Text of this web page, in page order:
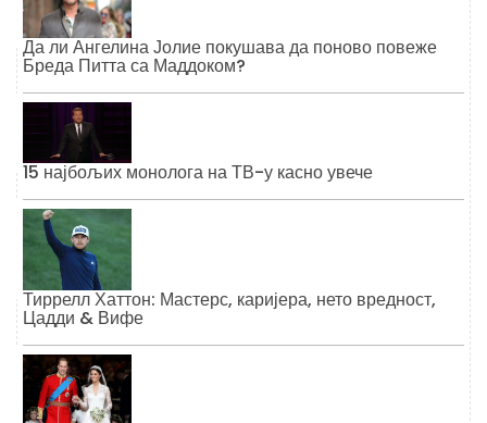
Да ли Ангелина Јолие покушава да поново повеже
Бреда Питта са Маддоком?
15 најбољих монолога на ТВ-у касно увече
Тиррелл Хаттон: Мастерс, каријера, нето вредност,
Цадди & Вифе